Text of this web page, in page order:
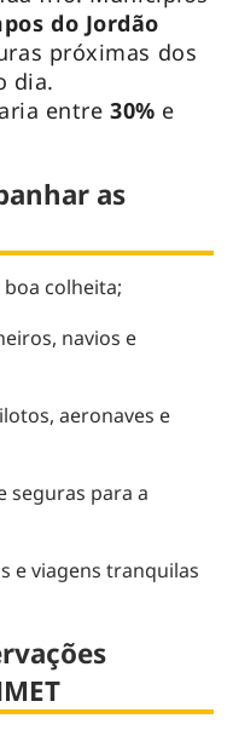
do Jordão
próximas dos
dia.
entre 30% e
as
colheita;
navios e
aeronaves e
seguras para a
e viagens tranquilas